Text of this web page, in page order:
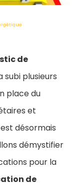
de
subi plusieurs
place du
et
désormais
démystifier
pour la
de